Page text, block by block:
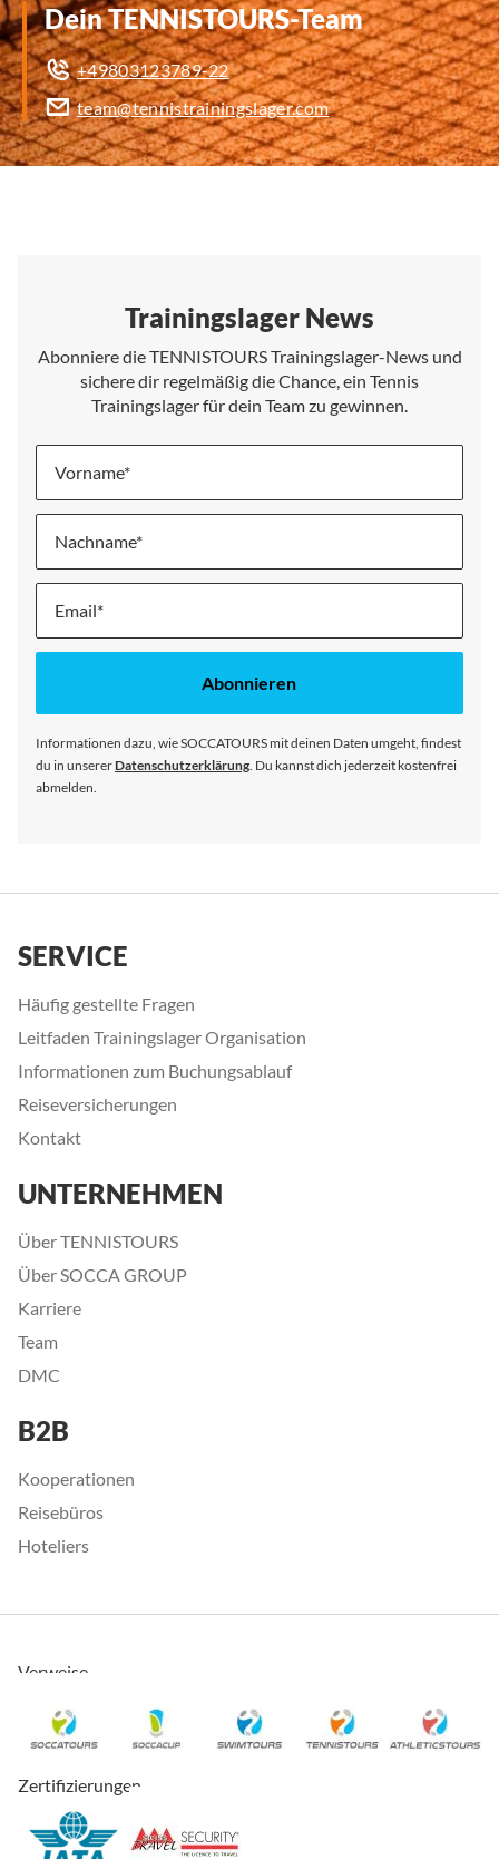
Dein TENNISTOURS-Team
+49803123789-22
team@tennistrainingslager.com
Trainingslager News
Abonniere die TENNISTOURS Trainingslager-News und
sichere dir regelmäßig die Chance, ein Tennis
Trainingslager für dein Team zu gewinnen.
Vorname
Nachname
Melde
für
Abonnieren
Informationen dazu, wie SOCCATOURS mit deinen Daten umgeht, findest
du in unsererDatenschutzerklärung . Du kannst dich jederzeit kostenfrei
abmelden.
SERVICE
Häufig gestellte Fragen
Leitfaden Trainingslager Organisation
Informationen zum Buchungsablauf
Reiseversicherungen
Kontakt
UNTERNEHMEN
Über TENNISTOURS
Über SOCCA GROUP
Karriere
Team
DMC
B2B
Kooperationen
Reisebüros
Hoteliers
Verweise
Zertifizierungen